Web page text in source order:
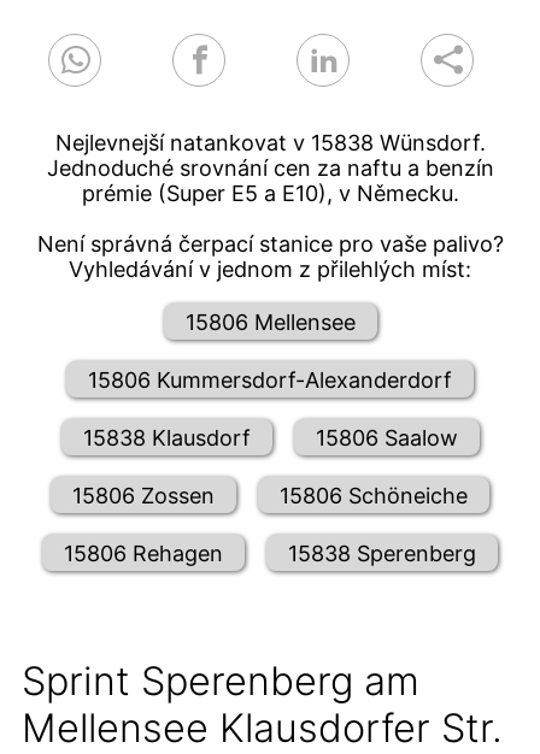
Nejlevnejší natankovat v 15838 Wünsdorf.
Jednoduché srovnání cen za naftu a benzín
prémie (Super E5 a E10), v Německu.
Není správná čerpací stanice pro vaše palivo?
Vyhledávání v jednom z přilehlých míst:
15806 Mellensee
15806 Kummersdorf-Alexanderdorf
15838 Klausdorf 15806 Saalow
15806 Zossen 15806 Schöneiche
15806 Rehagen 15838 Sperenberg
Sprint Sperenberg am
Mellensee Klausdorfer Str.